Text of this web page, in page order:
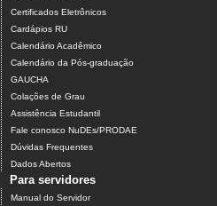
Certificados Eletrônicos
Cardápios RU
Calendário Acadêmico
Calendário da Pós-graduação
GAUCHA
Colações de Grau
Assistência Estudantil
Fale conosco NuDEs/PRODAE
Dúvidas Frequentes
Dados Abertos
Para servidores
Manual do Servidor